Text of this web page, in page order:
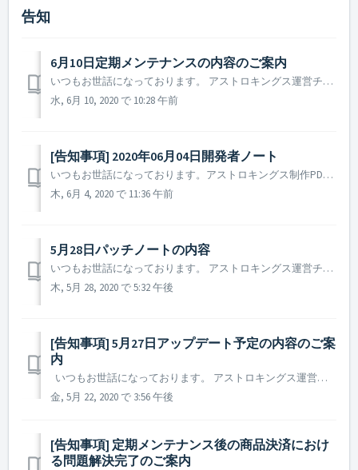
告知
6月10日定期メンテナンスの内容のご案内
いつもお世話になっております。 アストロキングス運営チームです。 2020年6月10日に行われる定期メンテナンスについてご案内致します。 ▶ 6月10日定期メンテナンスの内容のご案内 - メンテナンス時間：2020年6月10日 10 : 00 ~ 13 : 00まで(3時間) ...
水, 6月 10, 2020 で 10:28 午前
[告知事項] 2020年06月04日開発者ノート
いつもお世話になっております。アストロキングス制作PDです。 気づけば2020年も半分が終わろうとしていますが、司令官の皆様はいかがお過ごしでしょうか？ 先月無事に終了しました銀河英雄伝説とのコラボイベントでは、皆様からたくさんのご声援をいただき誠にありがとうございました。開発チームではより魅力...
木, 6月 4, 2020 で 11:36 午前
5月28日パッチノートの内容
いつもお世話になっております。 アストロキングス運営チームです。 本日(5月28日)行われたパッチノートについてご案内致します。 ▶️ 5月28日パッチノートの内容 - 宇宙マップのテネブリース下部の移動不可地域の細部調整 ※ 参考事項 - 宇宙マップのテネブリース下部...
木, 5月 28, 2020 で 5:32 午後
[告知事項] 5月27日アップデート予定の内容のご案
内
いつもお世話になっております。 アストロキングス運営チームです。 5月27日のアップデートの内容についてご案内致します。 ▶ 5月27日のアップデート予定の内容のご案内 - アップデートの予定日時：2020年5月27日 10 : 00 ~ 13 : 00 (3時間) 本内容は開...
金, 5月 22, 2020 で 3:56 午後
[告知事項] 定期メンテナンス後の商品決済におけ
る問題解決完了のご案内